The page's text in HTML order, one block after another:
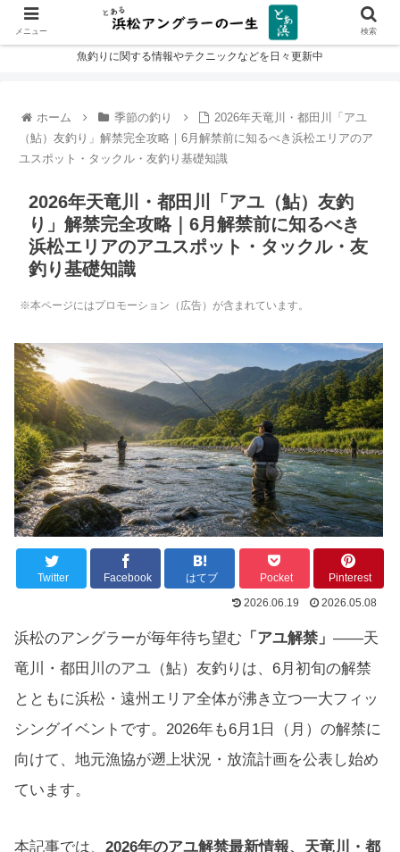
魚釣りに関する情報やテクニックなどを日々更新中
ホーム 季節の釣り
2026年天竜川・都田川「アユ
（鮎）友釣り」解禁完全攻略｜6月解禁前に知るべき浜松エリアのア
ユスポット・タックル・友釣り基礎知識
2026年天竜川・都田川「アユ（鮎）友釣
り」解禁完全攻略｜6月解禁前に知るべき
浜松エリアのアユスポット・タックル・友
釣り基礎知識
※本ページにはプロモーション（広告）が含まれています。
Twitter Facebook はてブ Pocket
Pinterest
2026.06.19
2026.05.08
浜松のアングラーが毎年待ち望む 「アユ解禁」 ——天
竜川・都田川のアユ（鮎）友釣りは、6月初旬の解禁
とともに浜松・遠州エリア全体が沸き立つ一大フィッ
シングイベントです。2026年も6月1日（月）の解禁に
向けて、地元漁協が遡上状況・放流計画を公表し始め
ています。
本記事では、 2026年のアユ解禁最新情報、天竜川・都
メニュー 検索